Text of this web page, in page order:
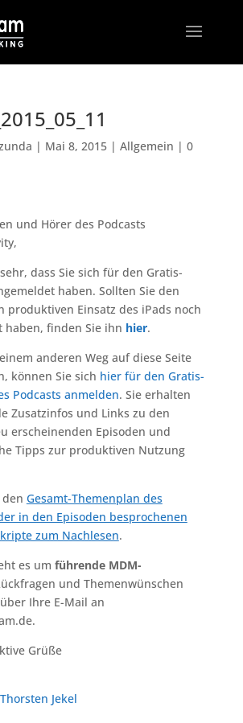
| Mai 8, 2015| Allgemein | 0
und Hörer des Podcasts
dass Sie sich für den Gratis-
haben. Sollten Sie den
produktiven Einsatz des iPads noch
haben, finden Sie ihn hier.
anderen Weg auf diese Seite
können Sie sich hier für den Gratis-
Podcasts anmelden. Sie erhalten
Zusatzinfos und Links zu den
erscheinenden Episoden und
Tipps zur produktiven Nutzung
Gesamt-Themenplan des
in den Episoden besprochenen
zum Nachlesen.
es um führende MDM-
und Themenwünschen
Ihre E-Mail an
Grüße